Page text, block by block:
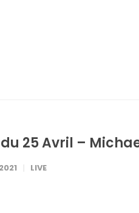
25 Avril –
LIVE